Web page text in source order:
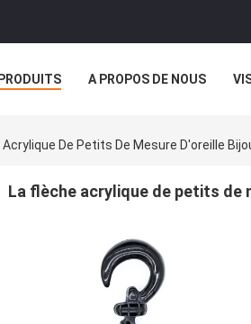
PRODUITS A PROPOS DE NOUS
Acrylique De Petits De Mesure D'oreille
La flèche acrylique de petits de